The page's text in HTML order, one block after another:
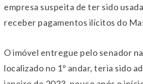
empresa suspeita de ter sido
receber pagamentos ilícitos do
O imóvel entregue pelo senador
localizado no 1º andar, teria sido